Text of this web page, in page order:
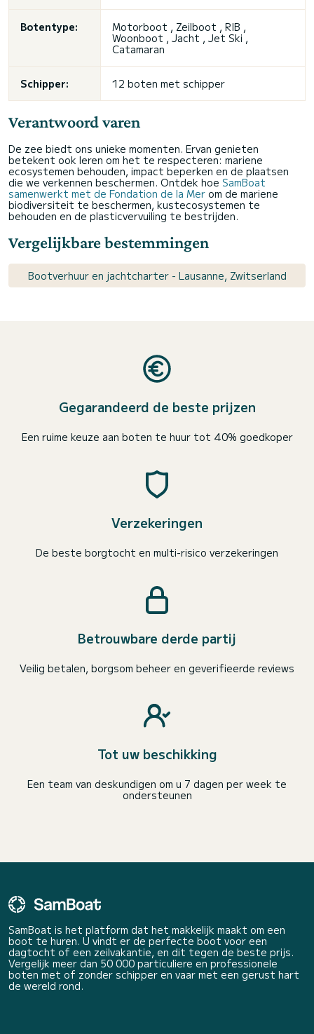
Botentype:
Motorboot , Zeilboot , RIB ,
Woonboot , Jacht , Jet Ski ,
Catamaran
Schipper: 12 boten met schipper
Verantwoord varen
De zee biedt ons unieke momenten. Ervan genieten
betekent ook leren om het te respecteren: mariene
ecosystemen behouden, impact beperken en de plaatsen
die we verkennen beschermen. Ontdek hoe SamBoat
samenwerkt met de Fondation de la Mer om de mariene
biodiversiteit te beschermen, kustecosystemen te
behouden en de plasticvervuiling te bestrijden.
Vergelijkbare bestemmingen
Bootverhuur en jachtcharter - Lausanne, Zwitserland
Gegarandeerd de beste prijzen
Een ruime keuze aan boten te huur tot 40% goedkoper
Verzekeringen
De beste borgtocht en multi-risico verzekeringen
Betrouwbare derde partij
Veilig betalen, borgsom beheer en geverifieerde reviews
Tot uw beschikking
Een team van deskundigen om u 7 dagen per week te
ondersteunen
SamBoat is het platform dat het makkelijk maakt om een
boot te huren. U vindt er de perfecte boot voor een
dagtocht of een zeilvakantie, en dit tegen de beste prijs.
Vergelijk meer dan 50 000 particuliere en professionele
boten met of zonder schipper en vaar met een gerust hart
de wereld rond.